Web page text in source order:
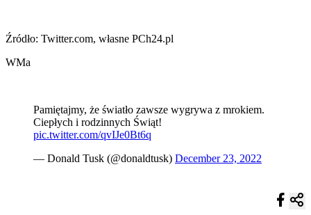
Źródło: Twitter.com, własne PCh24.pl
WMa
Pamiętajmy, że światło zawsze wygrywa z mrokiem.
Ciepłych i rodzinnych Świąt!
pic.twitter.com/qvIJe0Bt6q
— Donald Tusk (@donaldtusk) December 23, 2022